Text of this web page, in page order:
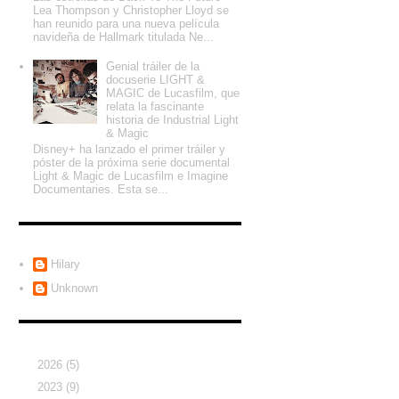
Lea Thompson y Christopher Lloyd se
han reunido para una nueva película
navideña de Hallmark titulada Ne...
Genial tráiler de la
docuserie LIGHT &
MAGIC de Lucasfilm, que
relata la fascinante
historia de Industrial Light
& Magic
Disney+ ha lanzado el primer tráiler y
póster de la próxima serie documental
Light & Magic de Lucasfilm e Imagine
Documentaries. Esta se...
Hilary
Unknown
2026 (5)
2023 (9)